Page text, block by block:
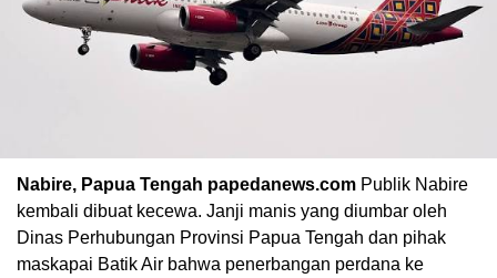
Nabire, Papua Tengah papedanews.com Publik Nabire
kembali dibuat kecewa. Janji manis yang diumbar oleh
Dinas Perhubungan Provinsi Papua Tengah dan pihak
maskapai Batik Air bahwa penerbangan perdana ke